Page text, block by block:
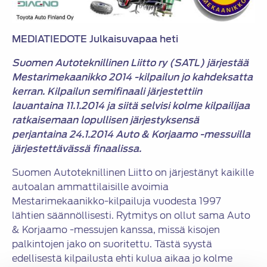
MEDIATIEDOTE Julkaisuvapaa heti
Suomen Autoteknillinen Liitto ry (SATL) järjestää
Mestarimekaanikko 2014 -kilpailun jo kahdeksatta
kerran. Kilpailun semifinaali järjestettiin
lauantaina 11.1.2014 ja siitä selvisi kolme kilpailijaa
ratkaisemaan lopullisen järjestyksensä
perjantaina 24.1.2014 Auto & Korjaamo -messuilla
järjestettävässä finaalissa.
Suomen Autoteknillinen Liitto on järjestänyt kaikille
autoalan ammattilaisille avoimia
Mestarimekaanikko-kilpailuja vuodesta 1997
lähtien säännöllisesti. Rytmitys on ollut sama Auto
& Korjaamo -messujen kanssa, missä kisojen
palkintojen jako on suoritettu. Tästä syystä
edellisestä kilpailusta ehti kulua aikaa jo kolme